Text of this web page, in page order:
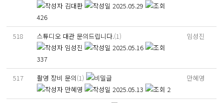
김대환
2025.05.29
426
518 스튜디오 대관 문의드립니다.(1)
임성진
2025.05.16
337
임성진
517 촬영 장비 문의(1)
만혜영
2025.05.13 2
만혜영